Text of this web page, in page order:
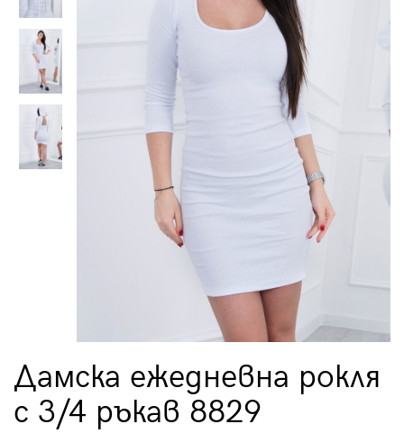
Дамска ежедневна рокля
с 3/4 ръкав 8829